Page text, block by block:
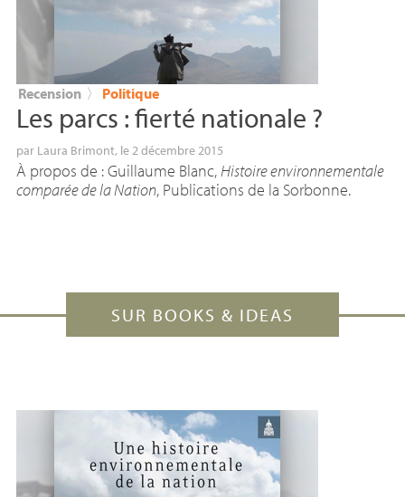
Recension 〉 Politique
Les parcs : fierté nationale ?
par Laura Brimont, le 2 décembre 2015
À propos de : Guillaume Blanc, Histoire environnementale
comparée de la Nation, Publications de la Sorbonne.
SUR BOOKS & IDEAS